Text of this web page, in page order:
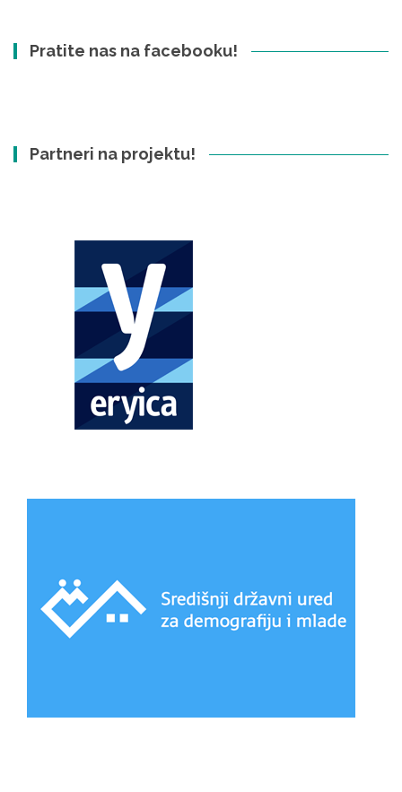
Pratite nas na facebooku!
Partneri na projektu!